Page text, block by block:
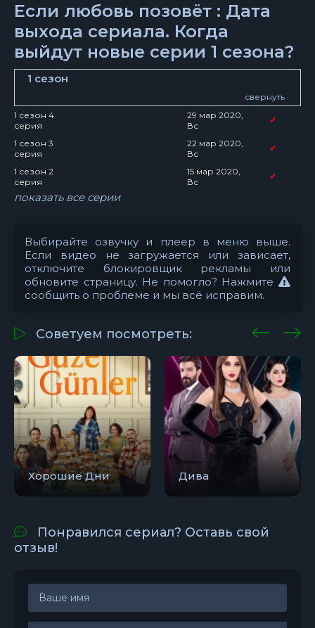
Если любовь позовёт : Дата
выхода сериала. Когда
выйдут новые серии 1 сезона?
1 сезон
свернуть
1 сезон 4
серия
29 мар 2020,
Вс
✔
1 сезон 3
серия
22 мар 2020,
Вс
✔
1 сезон 2
серия
15 мар 2020,
Вс
✔
показать все серии
Выбирайте озвучку и плеер в меню выше.
Если видео не загружается или зависает,
отключите блокировщик рекламы или
обновите страницу. Не помогло? Нажмите
сообщить о проблеме и мы всё исправим.
Советуем посмотреть:
Хорошие Дни Дива
Понравился сериал? Оставь свой
отзыв!